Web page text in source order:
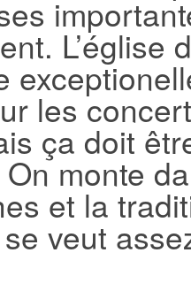
L’église
les
ça doit
monte
et la
veut